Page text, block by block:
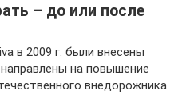
– до или после
в 2009 г. были внесены
на повышение
внедорожника.